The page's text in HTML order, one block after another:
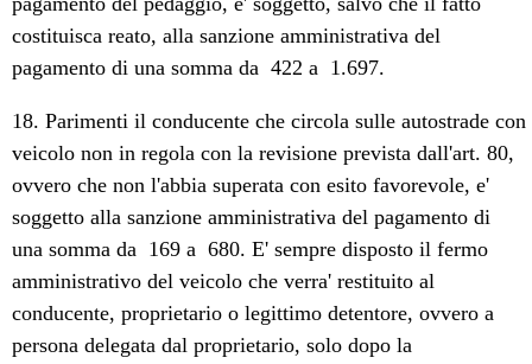
costituisca reato, alla sanzione amministrativa del
pagamento di una somma da  422 a  1.697.
18. Parimenti il conducente che circola sulle autostrade con
veicolo non in regola con la revisione prevista dall'art. 80,
ovvero che non l'abbia superata con esito favorevole, e'
soggetto alla sanzione amministrativa del pagamento di
una somma da  169 a  680. E' sempre disposto il fermo
amministrativo del veicolo che verra' restituito al
conducente, proprietario o legittimo detentore, ovvero a
persona delegata dal proprietario, solo dopo la